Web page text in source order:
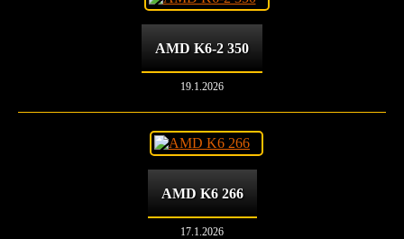
AMD K6-2 350
19.1.2026
AMD K6 266
17.1.2026